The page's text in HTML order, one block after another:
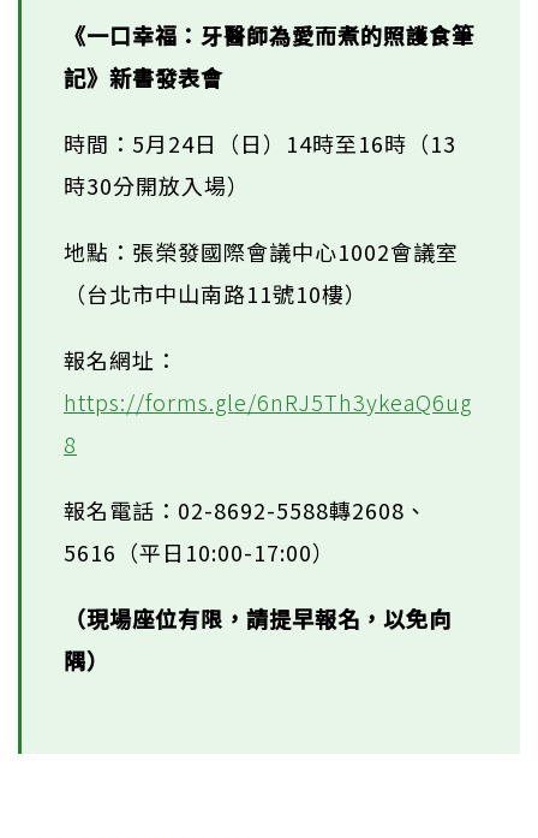
《一口幸福：牙醫師為愛而煮的照護食筆
記》新書發表會
時間：5月24日（日）14時至16時（13
時30分開放入場）
地點：張榮發國際會議中心1002會議室
（台北市中山南路11號10樓）
報名網址：
https://forms.gle/6nRJ5Th3ykeaQ6ug
8
報名電話：02-8692-5588轉2608、
5616（平日10:00-17:00）
（現場座位有限，請提早報名，以免向
隅）